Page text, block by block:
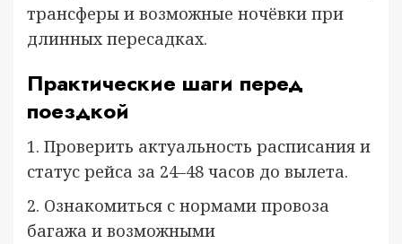
трансферы и возможные ночёвки при
длинных пересадках.
Практические шаги перед
поездкой
1. Проверить актуальность расписания и
статус рейса за 24–48 часов до вылета.
2. Ознакомиться с нормами провоза
багажа и возможными